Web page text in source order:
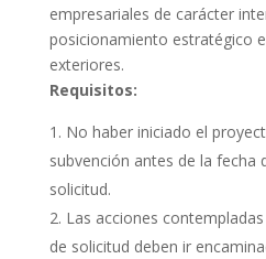
empresariales de carácter
posicionamiento estratégico
exteriores.
Requisitos:
No haber iniciado el
subvención antes de la fecha
solicitud.
Las acciones
de solicitud deben ir